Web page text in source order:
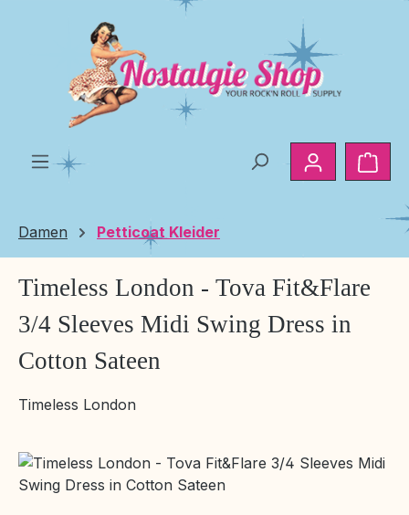
Zum Hauptinhalt springen
Damen Petticoat Kleider
Timeless London - Tova Fit&Flare
3/4 Sleeves Midi Swing Dress in
Cotton Sateen
Timeless London
Bildergalerie überspringen